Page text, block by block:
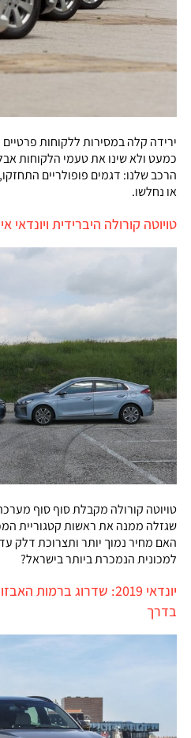
ירידה קלה במסירות ללקוחות
כמעט ולא שינו את טעמי הלקוחות
הרכב שלנו: דגמים פופולריים התחזקו,
או נחלשו.
טויוטה קורולה היברידית ויונדאי
טויוטה קורולה מקבלת סוף סוף מערכת
שגזלה ממנה את ראשות קטגוריית
האם מחיר נמוך יותר ותצרוכת דלק
למכונית הנמכרת ביותר בישראל?
יונדאי 2019: שדרוג ברמות
בדרך